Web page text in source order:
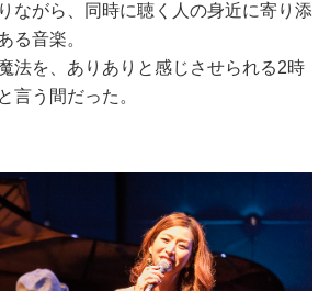
ながら、同時に聴く人の身近に寄り添
る音楽。
法を、ありありと感じさせられる2時
言う間だった。